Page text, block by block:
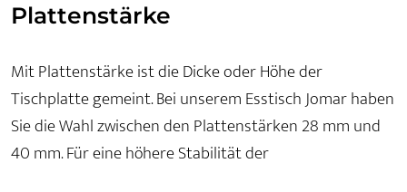
Plattenstärke
Mit Plattenstärke ist die Dicke oder Höhe der
Tischplatte gemeint. Bei unserem Esstisch Jomar haben
Sie die Wahl zwischen den Plattenstärken 28 mm und
40 mm. Für eine höhere Stabilität der